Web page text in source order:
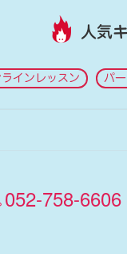
人気
ラインレッスン パ
052-758-6606